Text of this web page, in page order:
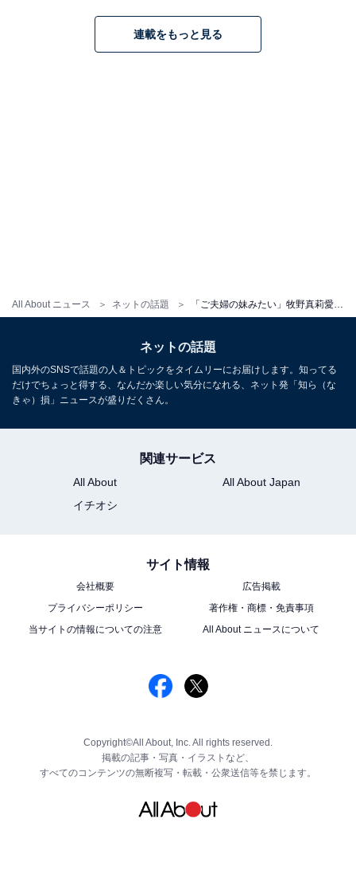
All About ニュース ネットの話題
連載をもっと見る
ネットの話題
国内外のSNSで話題の人＆トピックをタイムリーにお届けします。知ってる
だけでちょっと得する、なんだか楽しい気分になれる、ネット発「知ら（な
きゃ）損」ニュースが盛りだくさん。
関連サービス
All About
All About Japan
イチオシ
サイト情報
会社概要
広告掲載
プライバシーポリシー
著作権・商標・免責事項
当サイトの情報についての注意
All About ニュースについて
Copyright©All About, Inc. All rights reserved.
掲載の記事・写真・イラストなど、
すべてのコンテンツの無断複写・転載・公衆送信等を禁じます。